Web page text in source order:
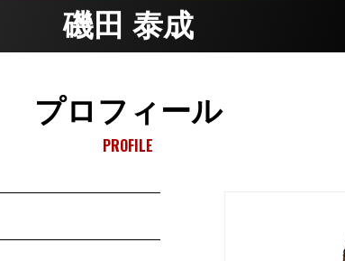
磯田 泰成
プロフィール
PROFILE